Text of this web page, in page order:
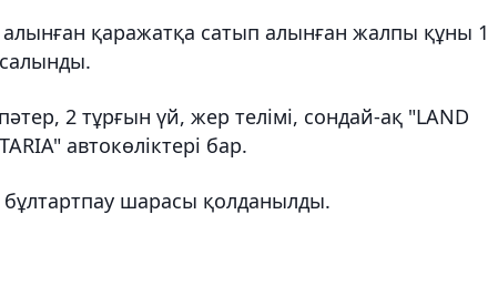
қаражатқа сатып алынған жалпы құны
2 тұрғын үй, жер телімі, сондай-ақ "LAND
автокөліктері бар.
бұлтартпау шарасы қолданылды.